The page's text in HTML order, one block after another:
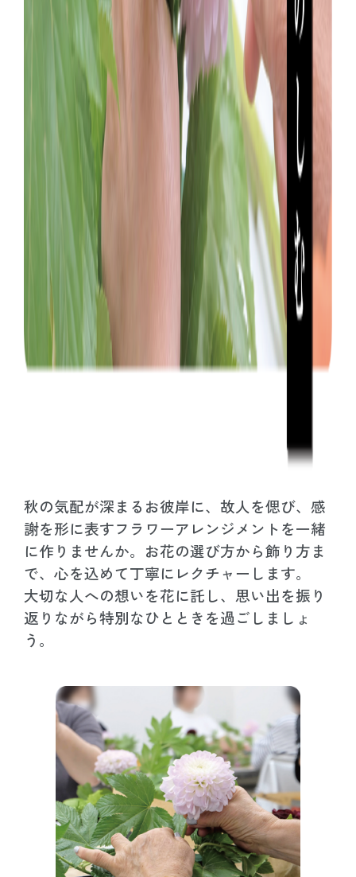
秋の気配が深まるお彼岸に、故人を偲び、感
謝を形に表すフラワーアレンジメントを一緒
に作りませんか。お花の選び方から飾り方ま
で、心を込めて丁寧にレクチャーします。
大切な人への想いを花に託し、思い出を振り
返りながら特別なひとときを過ごしましょ
う。